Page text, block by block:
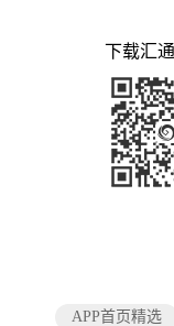
下载汇
APP首页精选